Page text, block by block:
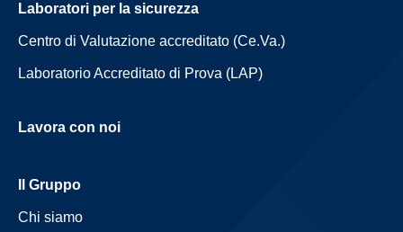
Laboratori per la sicurezza
Centro di Valutazione accreditato (Ce.Va.)
Laboratorio Accreditato di Prova (LAP)
Lavora con noi
Il Gruppo
Chi siamo